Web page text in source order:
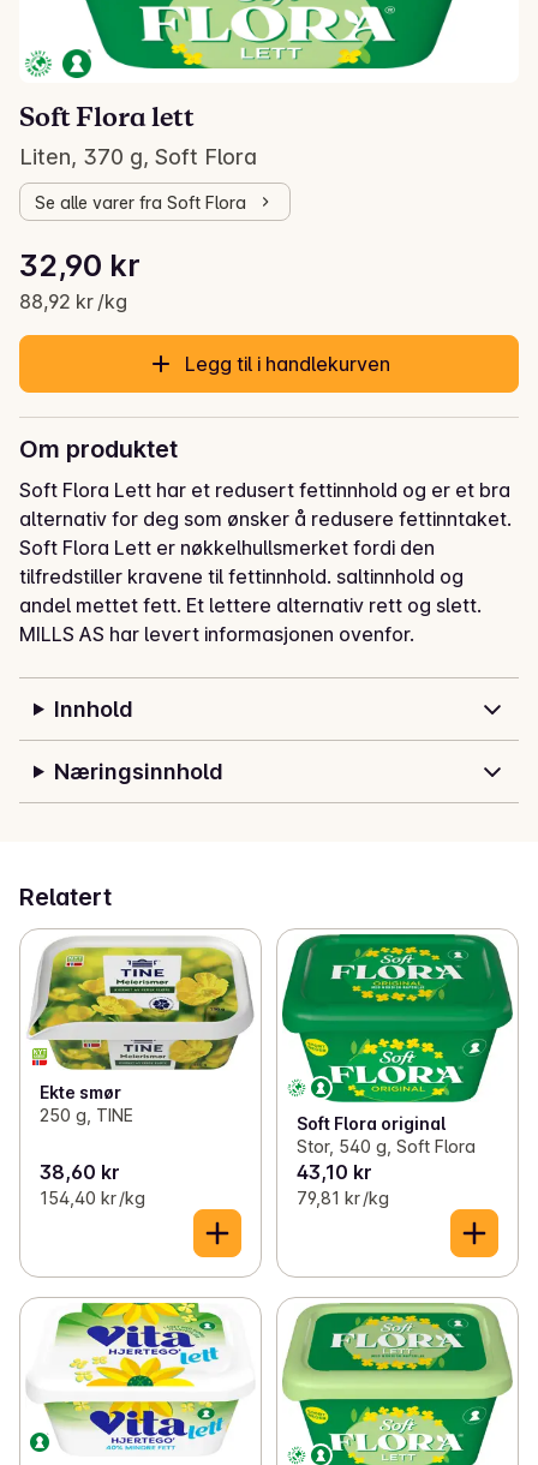
Soft Flora lett
Liten, 370 g, Soft Flora
Se alle varer fra Soft Flora
Gjeldende pris er: 32,90 kr
32,90 kr
88,92 kr /kg
Stykkpris: 88,92 kr /kg
Legg til i handlekurven
Om produktet
Soft Flora Lett har et redusert fettinnhold og er et bra
alternativ for deg som ønsker å redusere fettinntaket.
Soft Flora Lett er nøkkelhullsmerket fordi den
tilfredstiller kravene til fettinnhold. saltinnhold og
andel mettet fett. Et lettere alternativ rett og slett.
MILLS AS har levert informasjonen ovenfor.
Innhold
Næringsinnhold
Relatert
Ekte smør
250 g, TINE
38,60 kr
154,40 kr /kg
Soft Flora original
Stor, 540 g, Soft Flora
43,10 kr
79,81 kr /kg